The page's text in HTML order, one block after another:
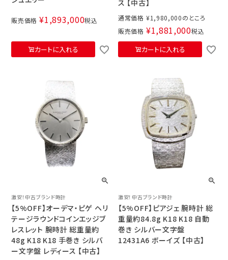
販売価格 ¥1,893,000税込
カートに入れる
ス 【中古】
通常価格 ¥1,980,000
販売価格 ¥1,881,000税込
カートに入れる
激安！中古ブランド時計
【5%OFF】オーデマ・ピゲ ヘリ
テージラウンドコインエッジブ
レスレット 腕時計 総重量約
48g K18 K18 手巻き シルバ
ー文字盤 レディース 【中古】
激安！中古ブランド時計
【5%OFF】ピアジェ 腕時計 総
重量約84.8g K18 K18 自動
巻き シルバー文字盤
12431A6 ボーイズ 【中古】